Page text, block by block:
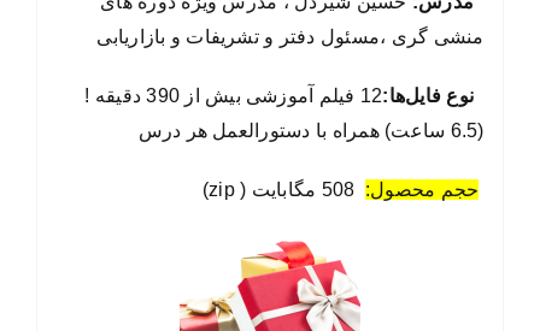
منشی گری ،مسئول دفتر و تشریفات و بازاریابی
نوع فایل‌ها:
12 فیلم آموزشی بیش از 390 دقیقه !
(6.5 ساعت) همراه با دستورالعمل هر درس
حجم محصول: